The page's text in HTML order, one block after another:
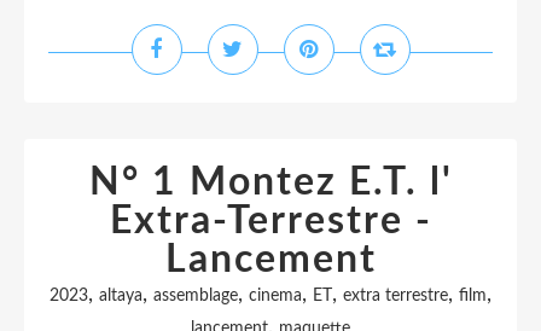
N° 1 Montez E.T. l'
Extra-Terrestre -
Lancement
2023, altaya, assemblage, cinema, ET , extra terrestre, film,